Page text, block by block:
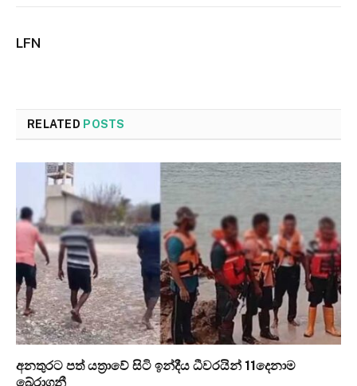
LFN
RELATED POSTS
අනතුරට පත් යත්‍රාවේ සිටි ඉන්දීය ධීවරයින් 11දෙනාම
බේරාගනී